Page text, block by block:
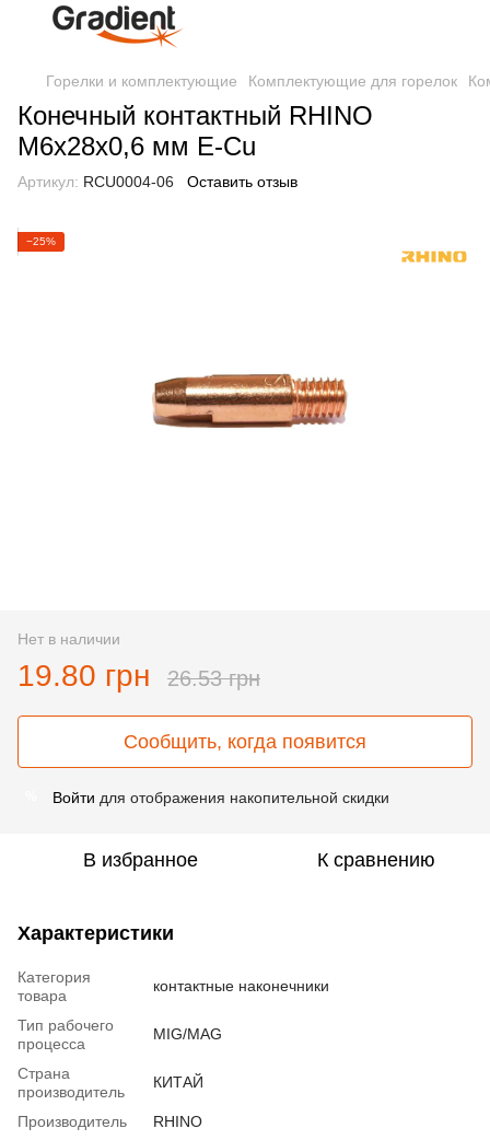
Горелки и комплектующие Комплектующие для горелок
Конечный контактный RHINO
М6х28х0,6 мм E-Cu
Артикул: RCU0004-06 Оставить отзыв
−25%
Нет в наличии
19.80 грн 26.53 грн
Сообщить, когда появится
Войти для отображения накопительной скидки
В избранное К сравнению
Характеристики
Категория
товара
контактные наконечники
Тип рабочего
процесса
MIG/MAG
Страна
производитель
КИТАЙ
Производитель
RHINO